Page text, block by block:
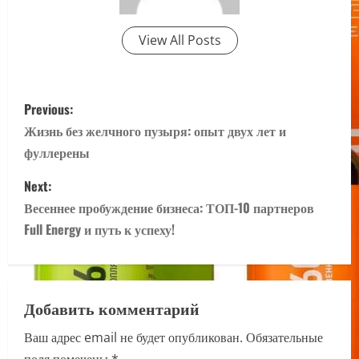
View All Posts
P
o
s
t
n
a
v
i
Previous:
Жизнь без желчного пузыря: опыт двух лет и
фуллерены
Next:
Весеннее пробуждение бизнеса: ТОП-10 партнеров
Full Energy и путь к успеху!
Добавить комментарий
Ваш адрес email не будет опубликован. Обязательные